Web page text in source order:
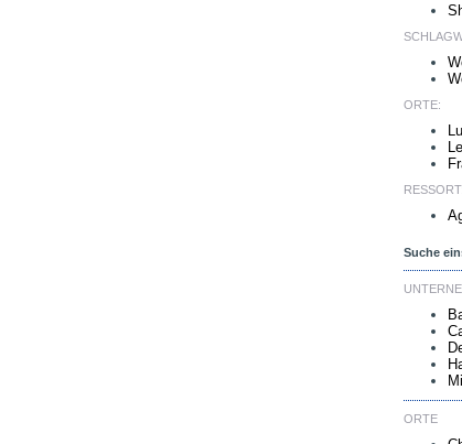
ORTE:
RESSORT:
Suche
ORTE